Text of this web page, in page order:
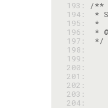
193:
194:
195:
196:
197:
*/
198:
199:
200:
201:
202:
203:
204: